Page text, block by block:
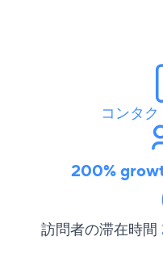
コンタ
200%
訪問者の滞在時間